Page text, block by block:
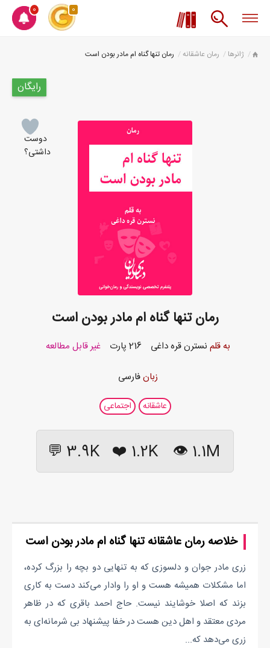
0 0
ژانرها رمان عاشقانه رمان تنها گناه ام مادر بودن است
رایگان
دوست
داشتی؟
رمان تنها گناه ام مادر بودن است
به قلم نسترن قره داغی 216 پارت غیر قابل مطالعه
زبانفارسی
عاشقانه اجتماعی
1.1M 👁
1.2K
❤️
3.9K 💬
خلاصه رمان عاشقانه تنها گناه ام مادر بودن است
زری مادر جوان و دلسوزی که به تنهایی دو بچه را بزرگ کرده،
اما مشکلات همیشه هست و او را وادار می‌کند دست به کاری
بزند که اصلا خوشایند نیست. حاج احمد باقری که در ظاهر
مردی معتقد و اهل دین هست در خفا پیشنهاد بی شرمانه‌ای به
زری می‌دهد که...